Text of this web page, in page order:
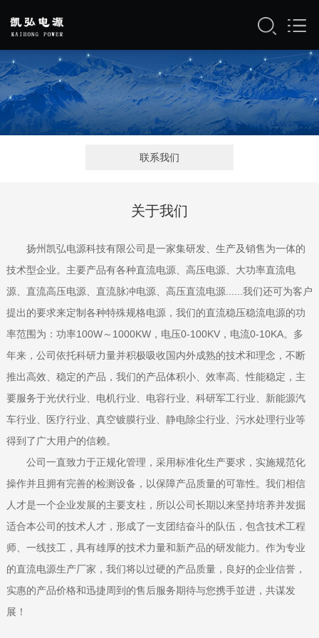
联系我们
关于我们
扬州凯弘电源科技有限公司是一家集研发、生产及销售为一体的
技术型企业。主要产品有各种直流电源、高压电源、大功率直流电
源、直流高压电源、直流脉冲电源、高压直流电源......我们还可为客户
提出的要求来定制各种特殊规格电源，我们的直流稳压稳流电源的功
率范围为：功率100W～1000KW，电压0-100KV，电流0-10KA。多
年来，公司依托科研力量并积极吸收国内外成熟的技术和理念，不断
推出高效、稳定的产品，我们的产品体积小、效率高、性能稳定，主
要服务于光伏行业、电机行业、电容行业、科研军工行业、新能源汽
车行业、医疗行业、真空镀膜行业、静电除尘行业、污水处理行业等
得到了广大用户的信赖。
公司一直致力于正规化管理，采用标准化生产要求，实施规范化
操作并且拥有完善的检测设备，以保障产品质量的可靠性。我们相信
人才是一个企业发展的主要支柱，所以公司长期以来坚持培养并发掘
适合本公司的技术人才，形成了一支团结奋斗的队伍，包含技术工程
师、一线技工，具有雄厚的技术力量和新产品的研发能力。作为专业
的直流电源生产厂家，我们将以过硬的产品质量，良好的企业信誉，
实惠的产品价格和迅捷周到的售后服务期待与您携手並进，共谋发
展！